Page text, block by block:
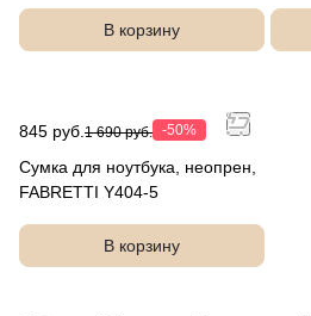
В корзину
845 руб. 1 690 руб. -50%
Сумка для ноутбука, неопрен,
FABRETTI Y404-5
В корзину